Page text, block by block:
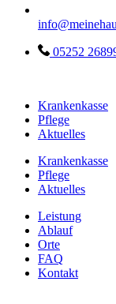
05252
Krankenkasse
Pflege
Aktuelles
Krankenkasse
Pflege
Aktuelles
Leistung
Ablauf
Orte
FAQ
Kontakt